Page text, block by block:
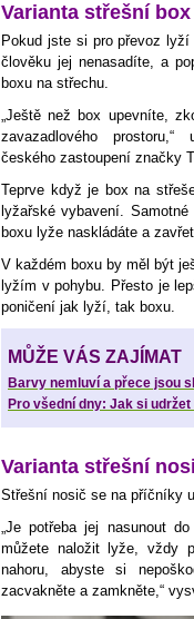
Varianta střešní box
Pokud jste si pro převoz
člověku jej nenasadíte, a
boxu na střechu.
„Ještě než box upevníte,
zavazadlového prostoru,“
českého zastoupení značky
Teprve když je box na
lyžařské vybavení.
boxu lyže naskládáte a
V každém boxu by měl být
lyžím v pohybu. Přesto je
poničení jak lyží, tak boxu.
MŮŽE VÁS ZAJÍMAT
Barvy nemluví a přece jsou
Pro všední dny: Jak si
Varianta střešní
Střešní nosič se na příčníky
„Je potřeba jej nasunout
můžete naložit lyže, vždy
nahoru, abyste si
zacvakněte a zamkněte,“